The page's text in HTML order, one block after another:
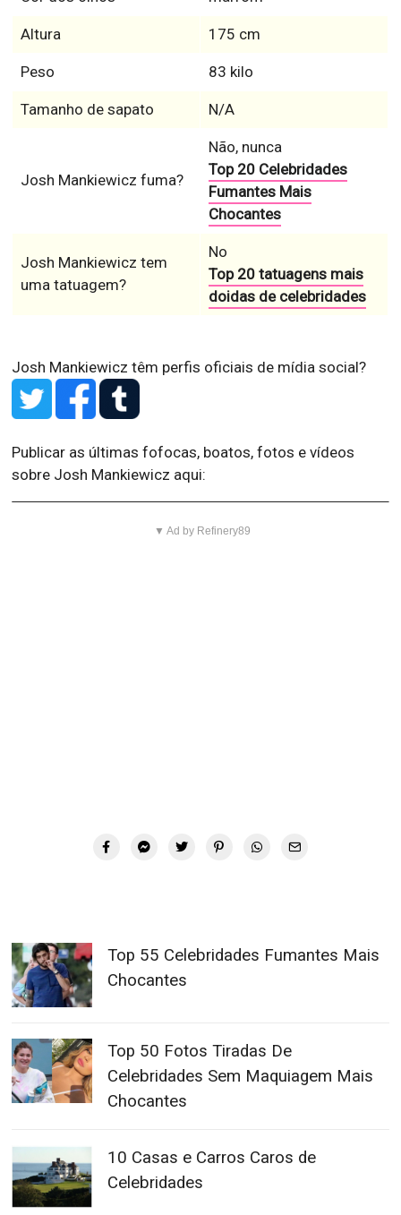
Altura 175 cm
Peso 83 kilo
Tamanho de sapato N/A
Josh Mankiewicz fuma?
Não, nunca
Top 20 Celebridades
Fumantes Mais
Chocantes
Josh Mankiewicz tem
uma tatuagem?
No
Top 20 tatuagens mais
doidas de celebridades
Josh Mankiewicz têm perfis oficiais de mídia social?
Publicar as últimas fofocas, boatos, fotos e vídeos
sobre Josh Mankiewicz aqui:
▼ Ad by Refinery89
Top 55 Celebridades Fumantes Mais
Chocantes
Top 50 Fotos Tiradas De
Celebridades Sem Maquiagem Mais
Chocantes
10 Casas e Carros Caros de
Celebridades